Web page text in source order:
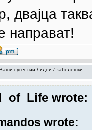
двајца
направат!
сугестии / идеи / забелешки
wrote:
wrote: